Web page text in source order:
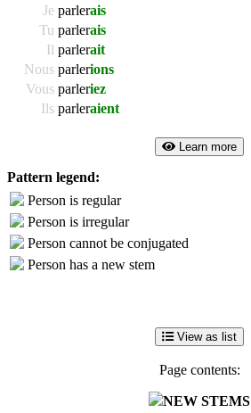
Je parlerais
Tu parlerais
Il parlerait
Nous parlerions
Vous parleriez
Ils parleraient
Learn more
Pattern legend:
Person is regular
Person is irregular
Person cannot be conjugated
Person has a new stem
View as list
Page contents:
NEW STEMS